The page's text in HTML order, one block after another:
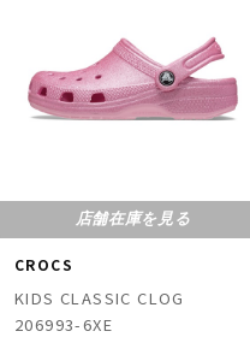
店舗在庫を見る
CROCS
KIDS CLASSIC CLOG
206993-6XE